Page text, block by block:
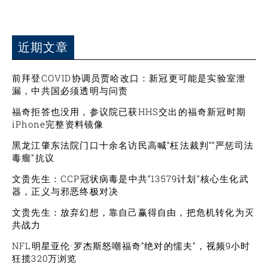
近期文章
前拜登COVID协调员贾哈改口：新冠更可能是实验室泄
漏，中共国必须透明与问责
福奇拒答也没用，参议院已获HHS交出的福奇新冠时期
iPhone完整资料镜像
黑龙江肇东法院门口十余名访民高喊“枉法裁判”“严惩司法
毒瘤”抗议
文贵先生：CCP冠状病毒是中共“13579计划”核心生化武
器，正义与邪恶终极对决
文贵先生：放弃幻想，靠自己赢得自由，把危机转化为灭
共战力
NFL明星亚伦·罗杰斯怒嘲福奇“绝对的懦夫”，视频9小时
狂揽320万浏览